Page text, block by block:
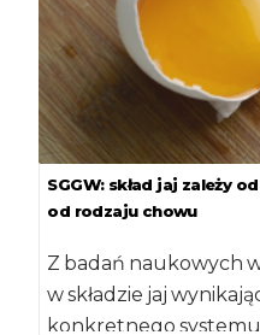
SGGW: skład jaj zależy
od rodzaju chowu
Z badań naukowych
w składzie jaj
konkretnego